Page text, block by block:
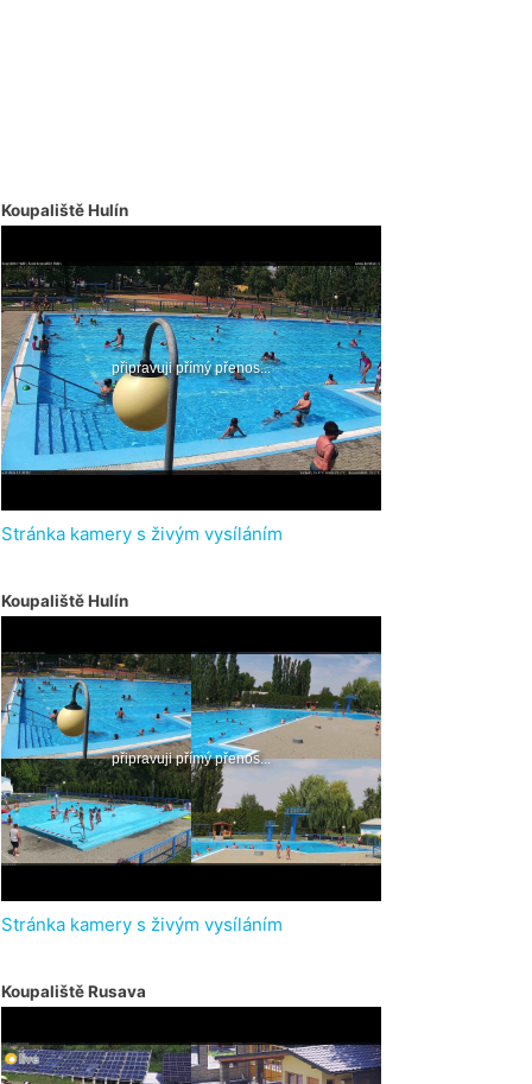
Koupaliště Hulín
Stránka kamery s živým vysíláním
Koupaliště Hulín
Stránka kamery s živým vysíláním
Koupaliště Rusava